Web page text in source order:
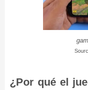
¿Por qué el